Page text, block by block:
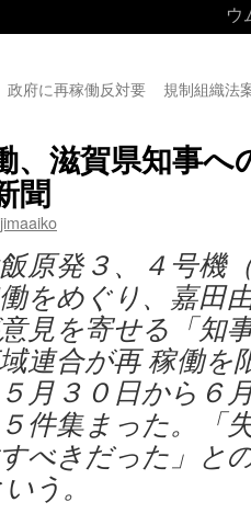
ウ
政府に再稼働反対要
規制組織法
、滋賀県知事へ
聞
原発３、４号機
をめぐり、嘉田
見を寄せる「知
連合が再 稼働を
月３０日から６
件集まった。「
べきだった」と
う。